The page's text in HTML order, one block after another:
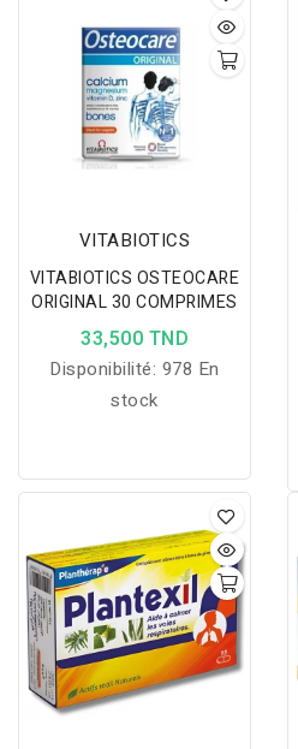
VITABIOTICS
VITABIOTICS OSTEOCARE
ORIGINAL 30 COMPRIMES
33,500 TND
Disponibilité: 978 En
stock